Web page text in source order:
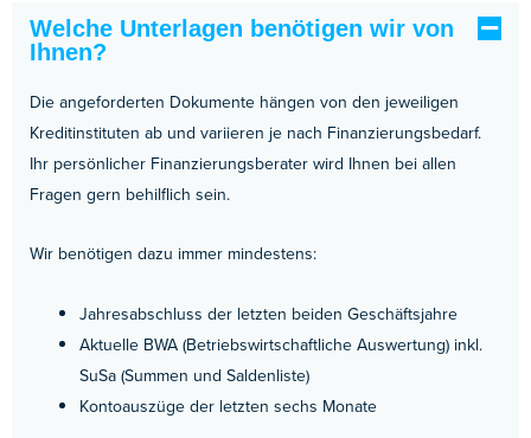
Welche Unterlagen benötigen wir von
Ihnen?
Die angeforderten Dokumente hängen von den jeweiligen
Kreditinstituten ab und variieren je nach Finanzierungsbedarf.
Ihr persönlicher Finanzierungsberater wird Ihnen bei allen
Fragen gern behilflich sein.
Wir benötigen dazu immer mindestens:
Jahresabschluss der letzten beiden Geschäftsjahre
Aktuelle BWA (Betriebswirtschaftliche Auswertung) inkl.
SuSa (Summen und Saldenliste)
Kontoauszüge der letzten sechs Monate